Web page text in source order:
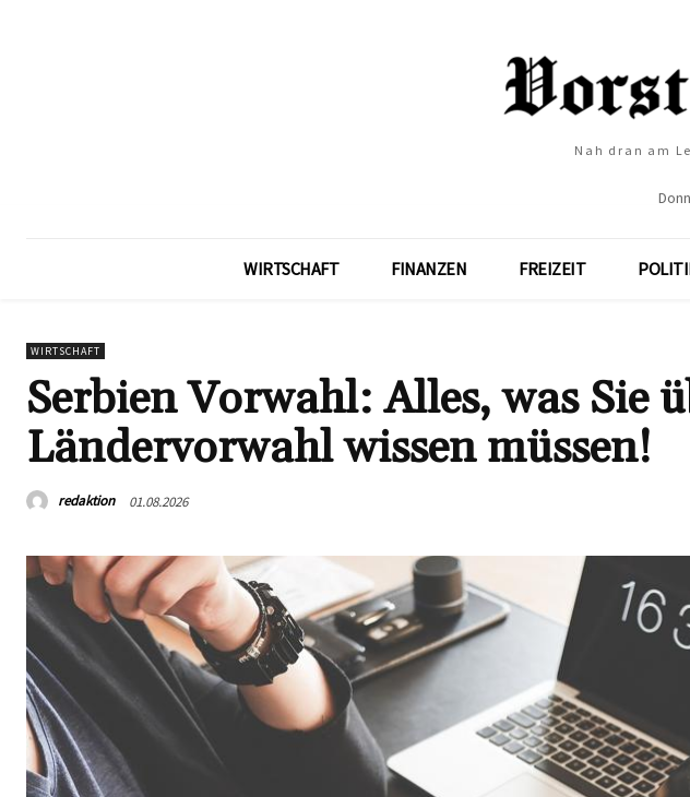
Nah dran am
WIRTSCHAFT FINANZEN FREIZEIT
WIRTSCHAFT
Serbien Vorwahl: Alles, was Sie
Ländervorwahl wissen müssen!
redaktion 01.08.2026